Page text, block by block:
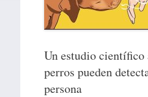
Un estudio científico
perros pueden
persona